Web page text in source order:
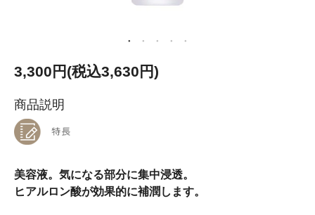
3,300円(税込3,630円)
商品説明
美容液。気になる部分に集中浸透。
ヒアルロン酸が効果的に補潤します。